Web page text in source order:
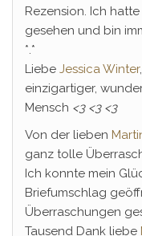
Rezension. Ich
gesehen und bin
*.*
Liebe Jessica Winter
einzigartiger,
Mensch <3 <3 <3
Von der lieben
ganz tolle
Ich konnte mein
Briefumschlag
Überraschungen
Tausend Dank liebe